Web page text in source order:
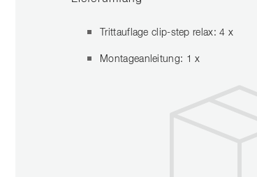
Trittauflage clip-step relax: 4 x
Montageanleitung: 1 x